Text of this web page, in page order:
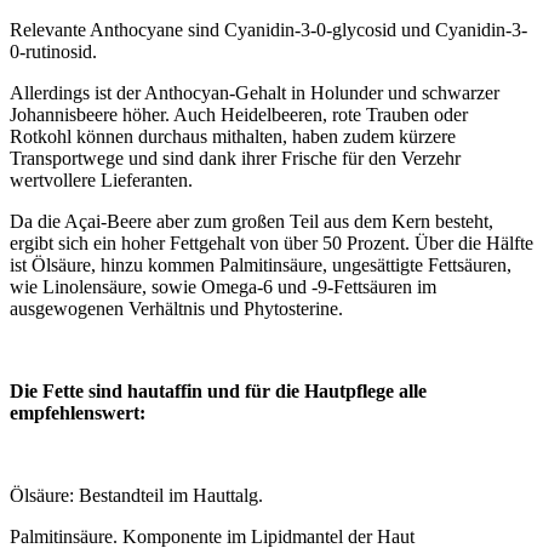
Relevante Anthocyane sind Cyanidin-3-0-glycosid und Cyanidin-3-
0-rutinosid.
Allerdings ist der Anthocyan-Gehalt in Holunder und schwarzer
Johannisbeere höher. Auch Heidelbeeren, rote Trauben oder
Rotkohl können durchaus mithalten, haben zudem kürzere
Transportwege und sind dank ihrer Frische für den Verzehr
wertvollere Lieferanten.
Da die Açai-Beere aber zum großen Teil aus dem Kern besteht,
ergibt sich ein hoher Fettgehalt von über 50 Prozent. Über die Hälfte
ist Ölsäure, hinzu kommen Palmitinsäure, ungesättigte Fettsäuren,
wie Linolensäure, sowie Omega-6 und -9-Fettsäuren im
ausgewogenen Verhältnis und Phytosterine.
Die Fette sind hautaffin und für die Hautpflege alle
empfehlenswert:
Ölsäure: Bestandteil im Hauttalg.
Palmitinsäure. Komponente im Lipidmantel der Haut